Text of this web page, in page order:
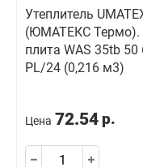
Утеплитель
(ЮМАТЕКС Термо).
плита WAS 35tb 50
PL/24 (0,216 м3)
Цена 72.54 р.